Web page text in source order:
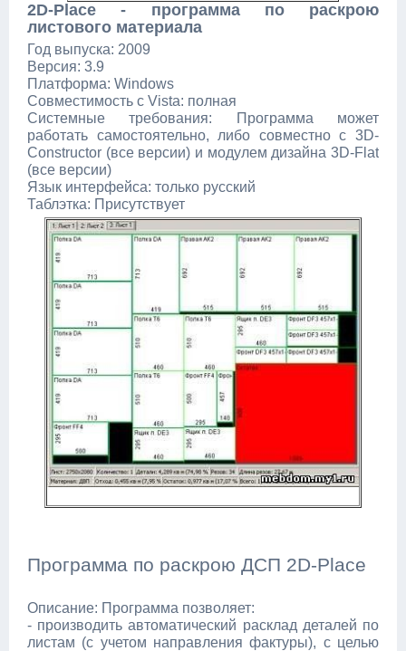
2D-Place - программа по раскрою
листового материала
Год выпуска: 2009
Версия: 3.9
Платформа: Windows
Совместимость с Vista: полная
Системные требования: Программа может
работать самостоятельно, либо совместно с 3D-
Constructor (все версии) и модулем дизайна 3D-Flat
(все версии)
Язык интерфейса: только русский
Таблэтка: Присутствует
Программа по раскрою ДСП 2D-Place
Описание: Программа позволяет:
- производить автоматический расклад деталей по
листам (с учетом направления фактуры), с целью